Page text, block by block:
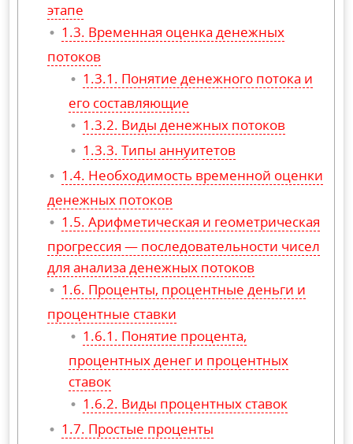
этапе
Временная оценка денежных
потоков
Понятие денежного потока и
его составляющие
Виды денежных потоков
Типы аннуитетов
Необходимость временной оценки
денежных потоков
Арифметическая и геометрическая
прогрессия — последовательности чисел
для анализа денежных потоков
Проценты, процентные деньги и
процентные ставки
Понятие процента,
процентных денег и процентных
ставок
Виды процентных ставок
Простые проценты